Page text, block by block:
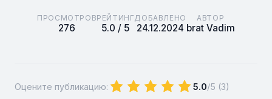
ПРОСМОТРОВ
276
РЕЙТИНГ
5.0 / 5
ДОБАВЛЕНО
24.12.2024
АВТОР
brat Vadim
Оцените публикацию: 5.0/5 (3)